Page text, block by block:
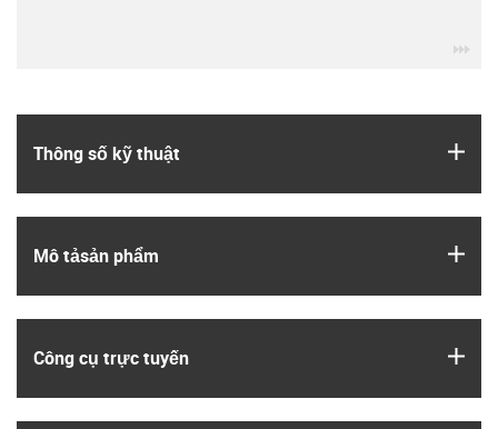
Thông số kỹ thuật
Mô tả­sản phẩm
Công cụ trực tuyến